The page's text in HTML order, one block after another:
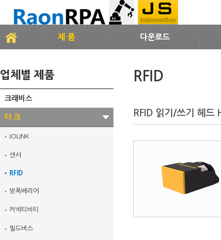
제 품 다운로드
업체별 제품
크래비스
터 크
IOLINK
센서
RFID
방폭베리어
커넥티비티
필드버스
RFID
RFID 읽기/쓰기 헤드